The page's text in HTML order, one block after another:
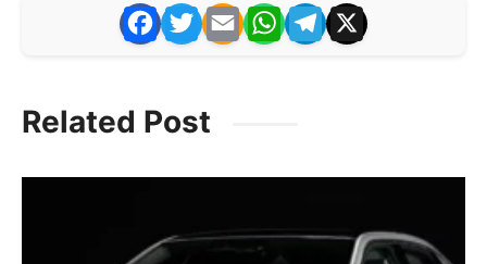
F
a
e
T
w
er
E
m
l
W
h
p
T
el
X
Related Post